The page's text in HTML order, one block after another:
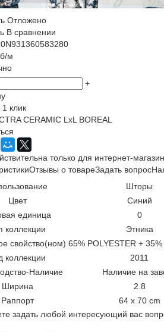
Отложено
В сравнении
0N931360583280
/м
+
1 клик
CERAMIC LxL BOREAL
только для интернет-
Отзывы о товареЗадать вопрос
Шторы
Цвет
Синий
единица
0
коллекции
Этника
свойство(ном) 65% POLYESTER +
коллекции
2011
Наличие
Наличие на
Ширина
2.8
Раппорт
64 x 70 cm
задать любой интересующий вас